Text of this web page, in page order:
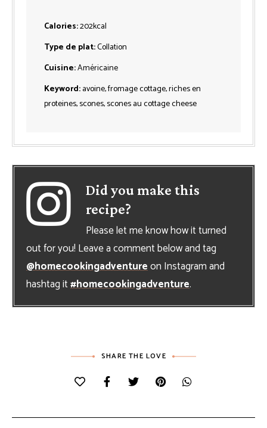
Calories:202kcal
Type de plat:Collation
Cuisine:Américaine
Keyword:avoine, fromage cottage, riches en
proteines, scones, scones au cottage cheese
Did you make this
recipe?
Please let me know how it turned
out for you! Leave a comment below and tag
@homecookingadventureon Instagram and
hashtag it#homecookingadventure.
SHARE THE LOVE